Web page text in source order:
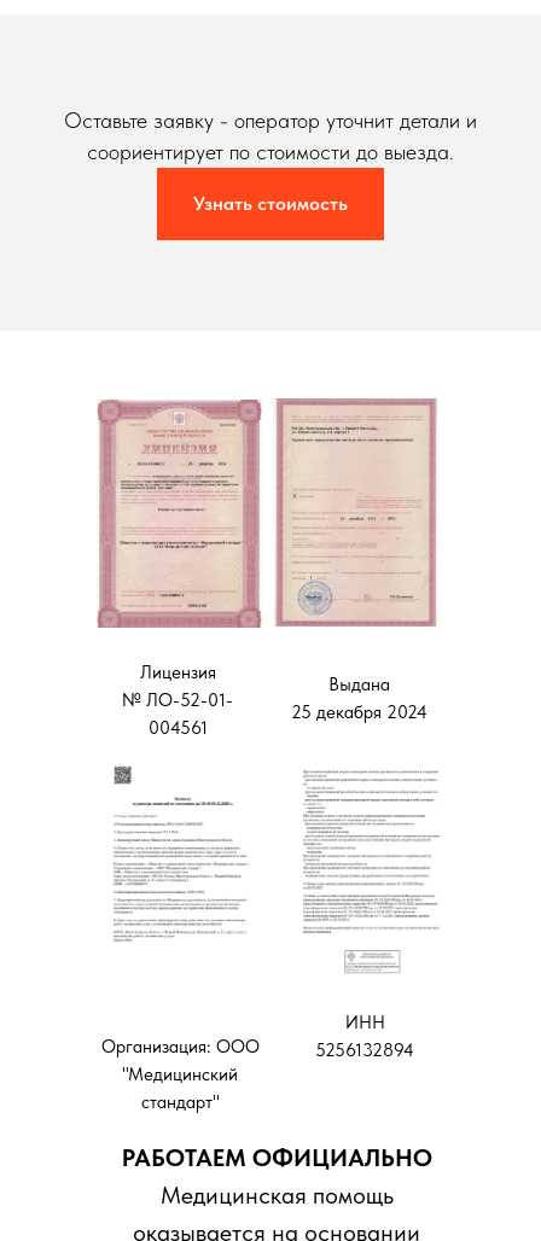
Оставьте заявку - оператор уточнит детали и
соориентирует по стоимости до выезда.
Узнать стоимость
Лицензия
№ ЛО-52-01-
004561
Выдана
25 декабря 2024
Организация: ООО
"Медицинский
стандарт"
ИНН
5256132894
РАБОТАЕМ ОФИЦИАЛЬНО
Медицинская помощь
оказывается на основании